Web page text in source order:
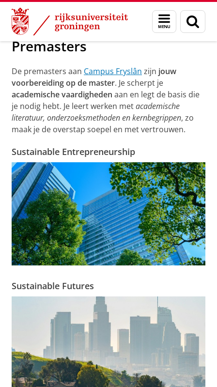
Skip
Content
Skip
Navigation
Menu
en
zoeken
Over ons Campus Fryslân Onderwijs Premasters
Premasters
De premasters aan Campus Fryslân zijn jouw
voorbereiding op de master. Je scherpt je
academische vaardigheden aan en legt de basis die
je nodig hebt. Je leert werken metacademische
literatuur, onderzoeksmethoden en kernbegrippen, zo
maak je de overstap soepel en met vertrouwen.
Sustainable Entrepreneurship
Sustainable Futures